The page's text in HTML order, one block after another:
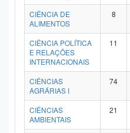
CIÊNCIA DE
ALIMENTOS
8
CIÊNCIA POLÍTICA
E RELAÇÕES
INTERNACIONAIS
11
CIÊNCIAS
AGRÁRIAS I
74
CIÊNCIAS
AMBIENTAIS
21